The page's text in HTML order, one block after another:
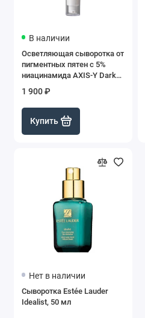
В наличии
Осветляющая сыворотка от
пигментных пятен с 5%
ниацинамида AXIS-Y Dark
1 900 ₽
Купить
Нет в наличии
Сыворотка Estée Lauder
Idealist, 50 мл